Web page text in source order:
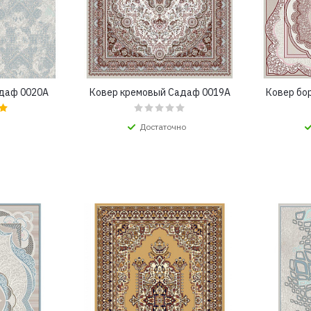
0020A Ковер кремовый Садаф 0019A
Достаточно
Ковер